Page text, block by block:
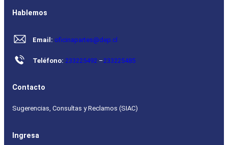
Hablemos
Email: oficinapartes@dep.cl
Teléfono: 233225492 –233225485
Contacto
Sugerencias, Consultas y Reclamos (SIAC)
Ingresa